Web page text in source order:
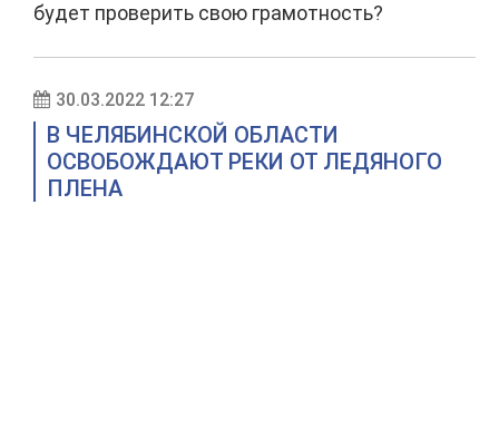
будет проверить свою грамотность?
30.03.2022 12:27
В ЧЕЛЯБИНСКОЙ ОБЛАСТИ
ОСВОБОЖДАЮТ РЕКИ ОТ ЛЕДЯНОГО
ПЛЕНА